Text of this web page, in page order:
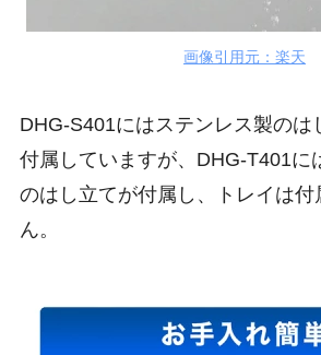
画像引用元：楽天
DHG-S401にはステンレス製のは
付属していますが、DHG-T401に
のはし立てが付属し、トレイは付
ん。